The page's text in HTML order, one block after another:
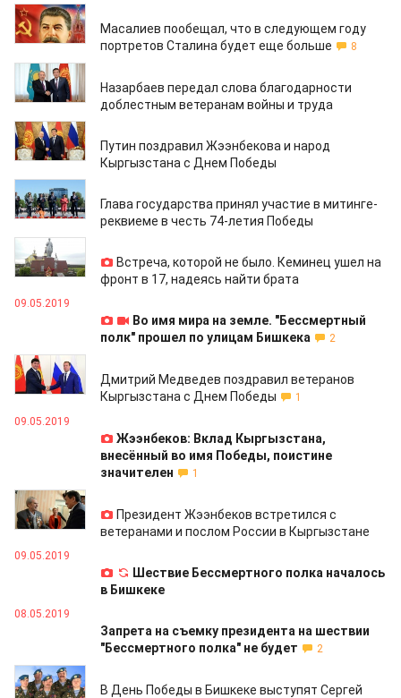
13.05.2019
Масалиев пообещал, что в следующем году
портретов Сталина будет еще больше
8
09.05.2019
Назарбаев передал слова благодарности
доблестным ветеранам войны и труда
09.05.2019
Путин поздравил Жээнбекова и народ
Кыргызстана с Днем Победы
09.05.2019
Глава государства принял участие в митинге-
реквиеме в честь 74-летия Победы
09.05.2019
Встреча, которой не было. Кеминец ушел на
фронт в 17, надеясь найти брата
09.05.2019
Во имя мира на земле. "Бессмертный
полк" прошел по улицам Бишкека
2
09.05.2019
Дмитрий Медведев поздравил ветеранов
Кыргызстана с Днем Победы
1
09.05.2019
Жээнбеков: Вклад Кыргызстана,
внесённый во имя Победы, поистине
значителен
1
09.05.2019
Президент Жээнбеков встретился с
ветеранами и послом России в Кыргызстане
09.05.2019
Шествие Бессмертного полка началось
в Бишкеке
08.05.2019
Запрета на съемку президента на шествии
"Бессмертного полка" не будет
2
08.05.2019
В День Победы в Бишкеке выступят Сергей